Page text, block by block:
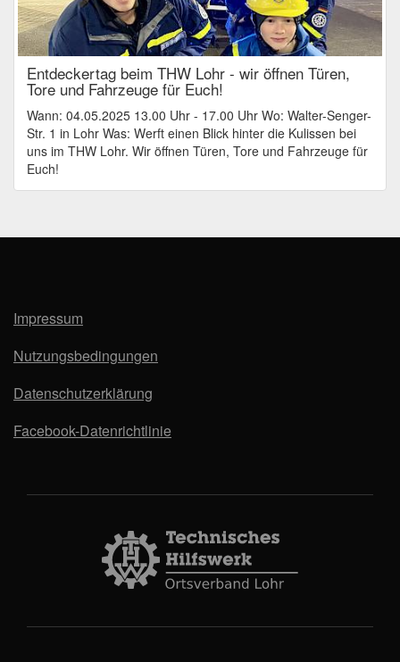
Entdeckertag beim THW Lohr - wir öffnen Türen,
Tore und Fahrzeuge für Euch!
Wann: 04.05.2025 13.00 Uhr - 17.00 Uhr Wo: Walter-Senger-
Str. 1 in Lohr Was: Werft einen Blick hinter die Kulissen bei
uns im THW Lohr. Wir öffnen Türen, Tore und Fahrzeuge für
Euch!
Impressum
Nutzungsbedingungen
Datenschutzerklärung
Facebook-Datenrichtlinie